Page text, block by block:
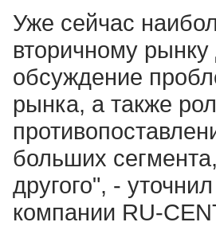
Уже сейчас
вторичному
обсуждение
рынка, а также
больших
другого", -
компании RU-